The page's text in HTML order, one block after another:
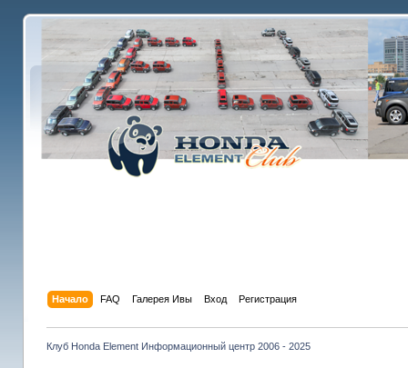
Начало FAQ Галерея Ивы Вход Регистрация
Клуб Honda Element Информационный центр 2006 - 2025